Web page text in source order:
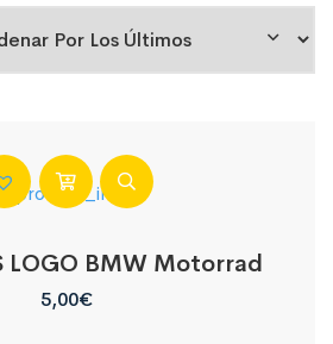
LOGO BMW Motorrad
5,00€